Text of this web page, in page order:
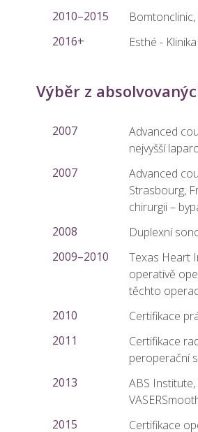
2010–2015
2016+
Esthé -
Výběr z
2007
Advanced
nejvyšší
2007
Advanced
Strasbourg,
chirurgii –
2008
Duplexní
2009–2010
Texas Heart
operativě
těchto
2010
Certifikace
2011
Certifikace
peroperační
2013
ABS
2015
Certifikace